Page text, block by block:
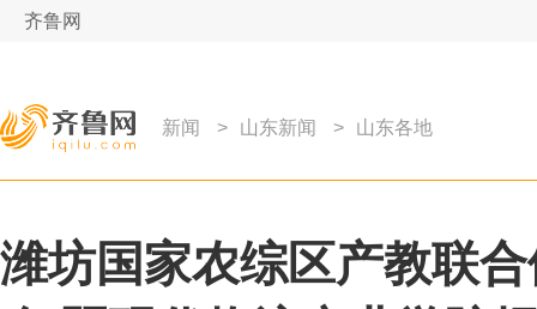
齐鲁网
新闻 > 山东新闻 > 山东各地
潍坊国家农综区产教联